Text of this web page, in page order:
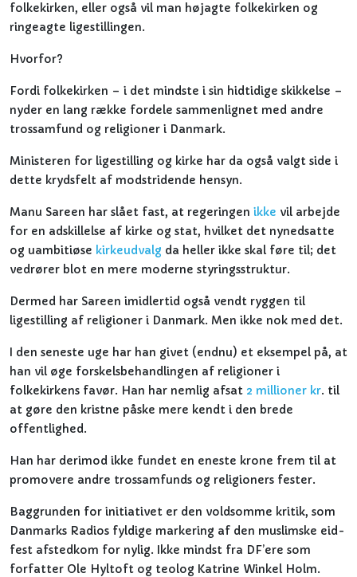
folkekirken, eller også vil man højagte folkekirken og
ringeagte ligestillingen.
Hvorfor?
Fordi folkekirken – i det mindste i sin hidtidige skikkelse –
nyder en lang række fordele sammenlignet med andre
trossamfund og religioner i Danmark.
Ministeren for ligestilling og kirke har da også valgt side i
dette krydsfelt af modstridende hensyn.
Manu Sareen har slået fast, at regeringen ikke vil arbejde
for en adskillelse af kirke og stat, hvilket det nynedsatte
og uambitiøse kirkeudvalg da heller ikke skal føre til; det
vedrører blot en mere moderne styringsstruktur.
Dermed har Sareen imidlertid også vendt ryggen til
ligestilling af religioner i Danmark. Men ikke nok med det.
I den seneste uge har han givet (endnu) et eksempel på, at
han vil øge forskelsbehandlingen af religioner i
folkekirkens favør. Han har nemlig afsat 2 millioner kr. til
at gøre den kristne påske mere kendt i den brede
offentlighed.
Han har derimod ikke fundet en eneste krone frem til at
promovere andre trossamfunds og religioners fester.
Baggrunden for initiativet er den voldsomme kritik, som
Danmarks Radios fyldige markering af den muslimske eid-
fest afstedkom for nylig. Ikke mindst fra DF’ere som
forfatter Ole Hyltoft og teolog Katrine Winkel Holm.